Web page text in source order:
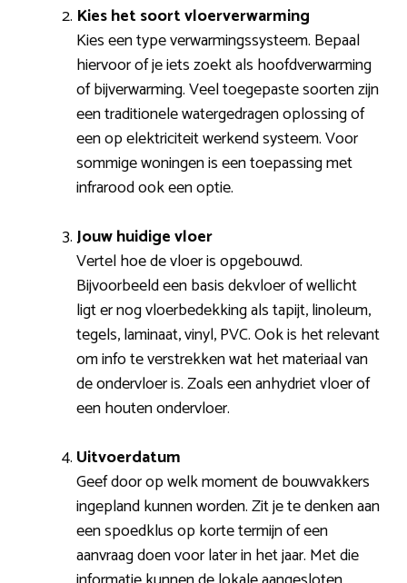
Kies het soort vloerverwarming
Kies een type verwarmingssysteem. Bepaal
hiervoor of je iets zoekt als hoofdverwarming
of bijverwarming. Veel toegepaste soorten zijn
een traditionele watergedragen oplossing of
een op elektriciteit werkend systeem. Voor
sommige woningen is een toepassing met
infrarood ook een optie.
Jouw huidige vloer
Vertel hoe de vloer is opgebouwd.
Bijvoorbeeld een basis dekvloer of wellicht
ligt er nog vloerbedekking als tapijt, linoleum,
tegels, laminaat, vinyl, PVC. Ook is het relevant
om info te verstrekken wat het materiaal van
de ondervloer is. Zoals een anhydriet vloer of
een houten ondervloer.
Uitvoerdatum
Geef door op welk moment de bouwvakkers
ingepland kunnen worden. Zit je te denken aan
een spoedklus op korte termijn of een
aanvraag doen voor later in het jaar. Met die